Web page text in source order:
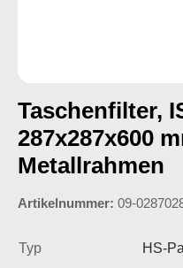
Taschenfilter,
287x287x600
Metallrahmen
Artikelnummer: 09-
Typ
HS-